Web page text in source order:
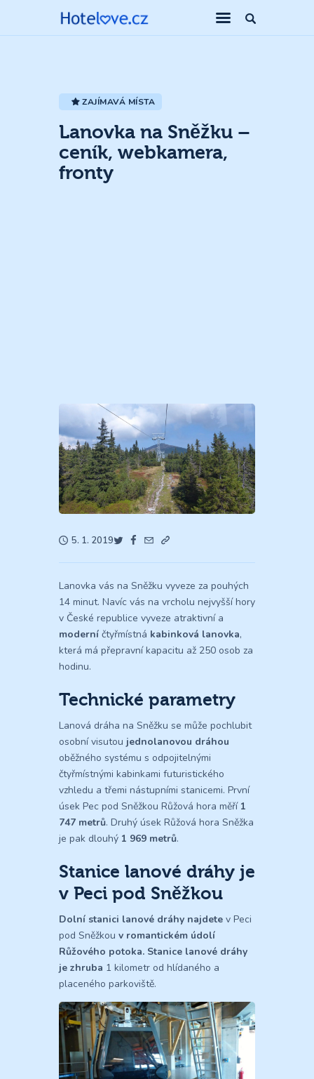
ZAJÍMAVÁ MÍSTA
Lanovka na Sněžku –
ceník, webkamera,
fronty
5. 1. 2019
Lanovka vás na Sněžku vyveze za pouhých
14 minut. Navíc vás na vrcholu nejvyšší hory
v České republice vyveze atraktivní a
moderní čtyřmístná kabinková lanovka,
která má přepravní kapacitu až 250 osob za
hodinu.
Technické parametry
Lanová dráha na Sněžku se může pochlubit
osobní visutou jednolanovou dráhou
oběžného systému s odpojitelnými
čtyřmístnými kabinkami futuristického
vzhledu a třemi nástupními stanicemi. První
úsek Pec pod Sněžkou Růžová hora měří 1
747 metrů. Druhý úsek Růžová hora Sněžka
je pak dlouhý 1 969 metrů.
Stanice lanové dráhy je
v Peci pod Sněžkou
Dolní stanici lanové dráhy najdete v Peci
pod Sněžkou v romantickém údolí
Růžového potoka. Stanice lanové dráhy
je zhruba 1 kilometr od hlídaného a
placeného parkoviště.